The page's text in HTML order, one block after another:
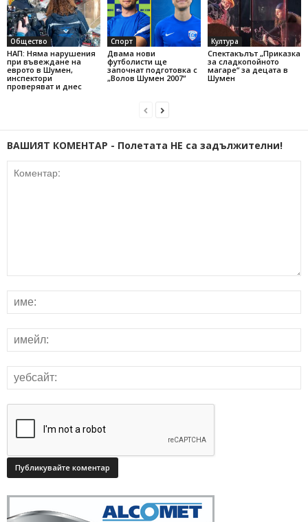
Общество
НАП: Няма нарушения
при въвеждане на
еврото в Шумен,
инспектори
проверяват и днес
Спорт
Двама нови
футболисти ще
започнат подготовка с
„Волов Шумен 2007“
Култура
Спектакълът „Приказка
за сладкопойното
магаре“ за децата в
Шумен
ВАШИЯТ КОМЕНТАР - Полетата НЕ са задължителни!